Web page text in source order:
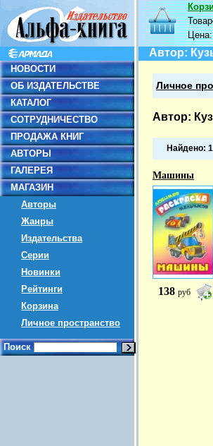
НОВОСТИ
ОБ ИЗДАТЕЛЬСТВЕ
КАТАЛОГ
СОТРУДНИЧЕСТВО
ПРОДАЖА КНИГ
АВТОРЫ
ГАЛЕРЕЯ
МАГАЗИН
Авторы
Жанры
Издательства
Серии
Новинки
Рейтинги
Корзина
Личное пространство
Поиск
Автор:
Личное
Автор:
Найдено: 1
Машины
138 руб